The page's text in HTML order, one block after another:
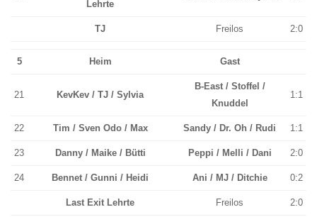
Lehrte
TJ Freilos 2:0
5 Heim Gast
21 KevKev / TJ / Sylvia
B-East / Stoffel /
Knuddel
1:1
22 Tim / Sven Odo / Max Sandy / Dr. Oh / Rudi 1:1
23 Danny / Maike / Bütti Peppi / Melli / Dani 2:0
24 Bennet / Gunni / Heidi Ani / MJ / Ditchie 0:2
Last Exit Lehrte Freilos 2:0